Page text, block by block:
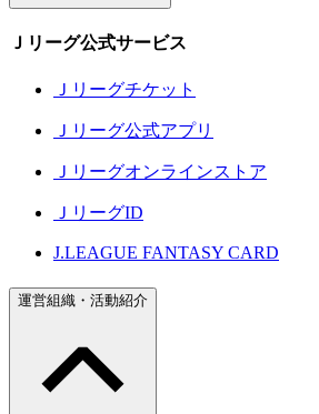
Ｊリーグ公式サービス
Ｊリーグチケット
Ｊリーグ公式アプリ
Ｊリーグオンラインストア
ＪリーグID
J.LEAGUE FANTASY CARD
運営組織・活動紹介